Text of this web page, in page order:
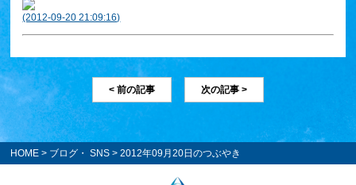
(2012-09-20 21:09:16)
< 前の記事 次の記事 >
HOME > ブログ・ SNS > 2012年09月20日のつぶやき